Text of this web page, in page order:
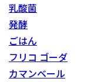
乳酸菌
発酵
ごはん
フリコ ゴーダ
カマンベール